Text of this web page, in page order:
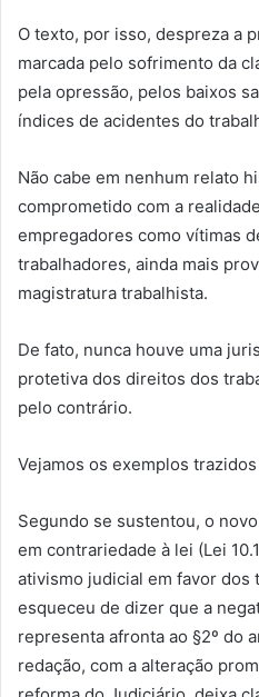
O texto, por isso, despreza a
marcada pelo sofrimento da
pela opressão, pelos baixos
índices de acidentes do
Não cabe em nenhum relato
comprometido com a
empregadores como vítimas
trabalhadores, ainda mais
magistratura trabalhista.
De fato, nunca houve uma
protetiva dos direitos dos
pelo contrário.
Vejamos os exemplos
Segundo se sustentou, o
em contrariedade à lei (Lei
ativismo judicial em favor dos
esqueceu de dizer que a
representa afronta ao §2º do
redação, com a alteração